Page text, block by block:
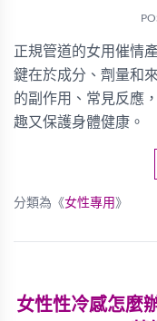
正規管道的女用催情
鍵在於成分、劑量和
的副作用、常見反應
趣又保護身體健康。
分類為《女性專用 》
女性性冷感怎麼